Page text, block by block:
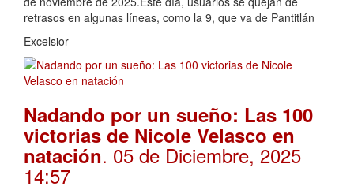
retrasos en algunas líneas, como la 9, que va de Pantitlán
Excelsior
Nadando por un sueño: Las 100
victorias de Nicole Velasco en
natación. 05 de Diciembre, 2025
14:57